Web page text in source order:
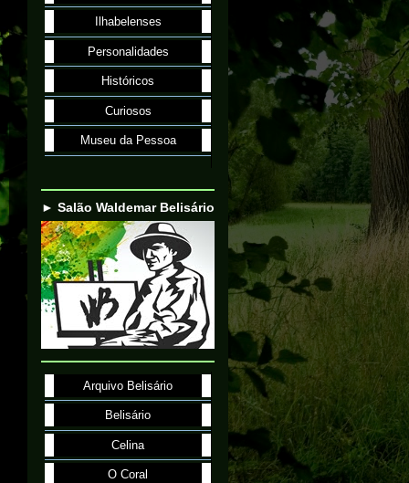
Ilhabelenses
Personalidades
Históricos
Curiosos
Museu da Pessoa
► Salão Waldemar Belisário
Arquivo Belisário
Belisário
Celina
O Coral